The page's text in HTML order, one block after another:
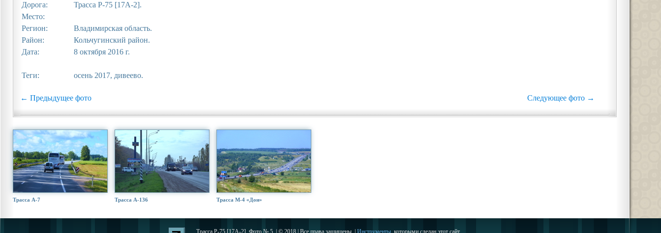
Дорога:
Трасса Р-75 [17А-2].
Место:
Регион:
Владимирская область.
Район:
Кольчугинский район.
Дата:
8 октября 2016 г.
Теги: осень 2017, дивеево.
← Предыдущее фото Следующее фото →
Трасса А-7 Трасса А-136 Трасса М-4 «Дон»
Трасса Р-75 [17А-2]. Фото № 5. | © 2018 | Все права защищены. | Инструменты , которыми сделан этот сайт.